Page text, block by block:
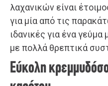
λαχανικών είναι
για μία από τις
ιδανικές για ένα
με πολλά θρεπτικά
Εύκολη